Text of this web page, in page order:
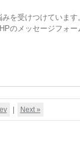
を受けつけていま
のメッセージフォー
Next »